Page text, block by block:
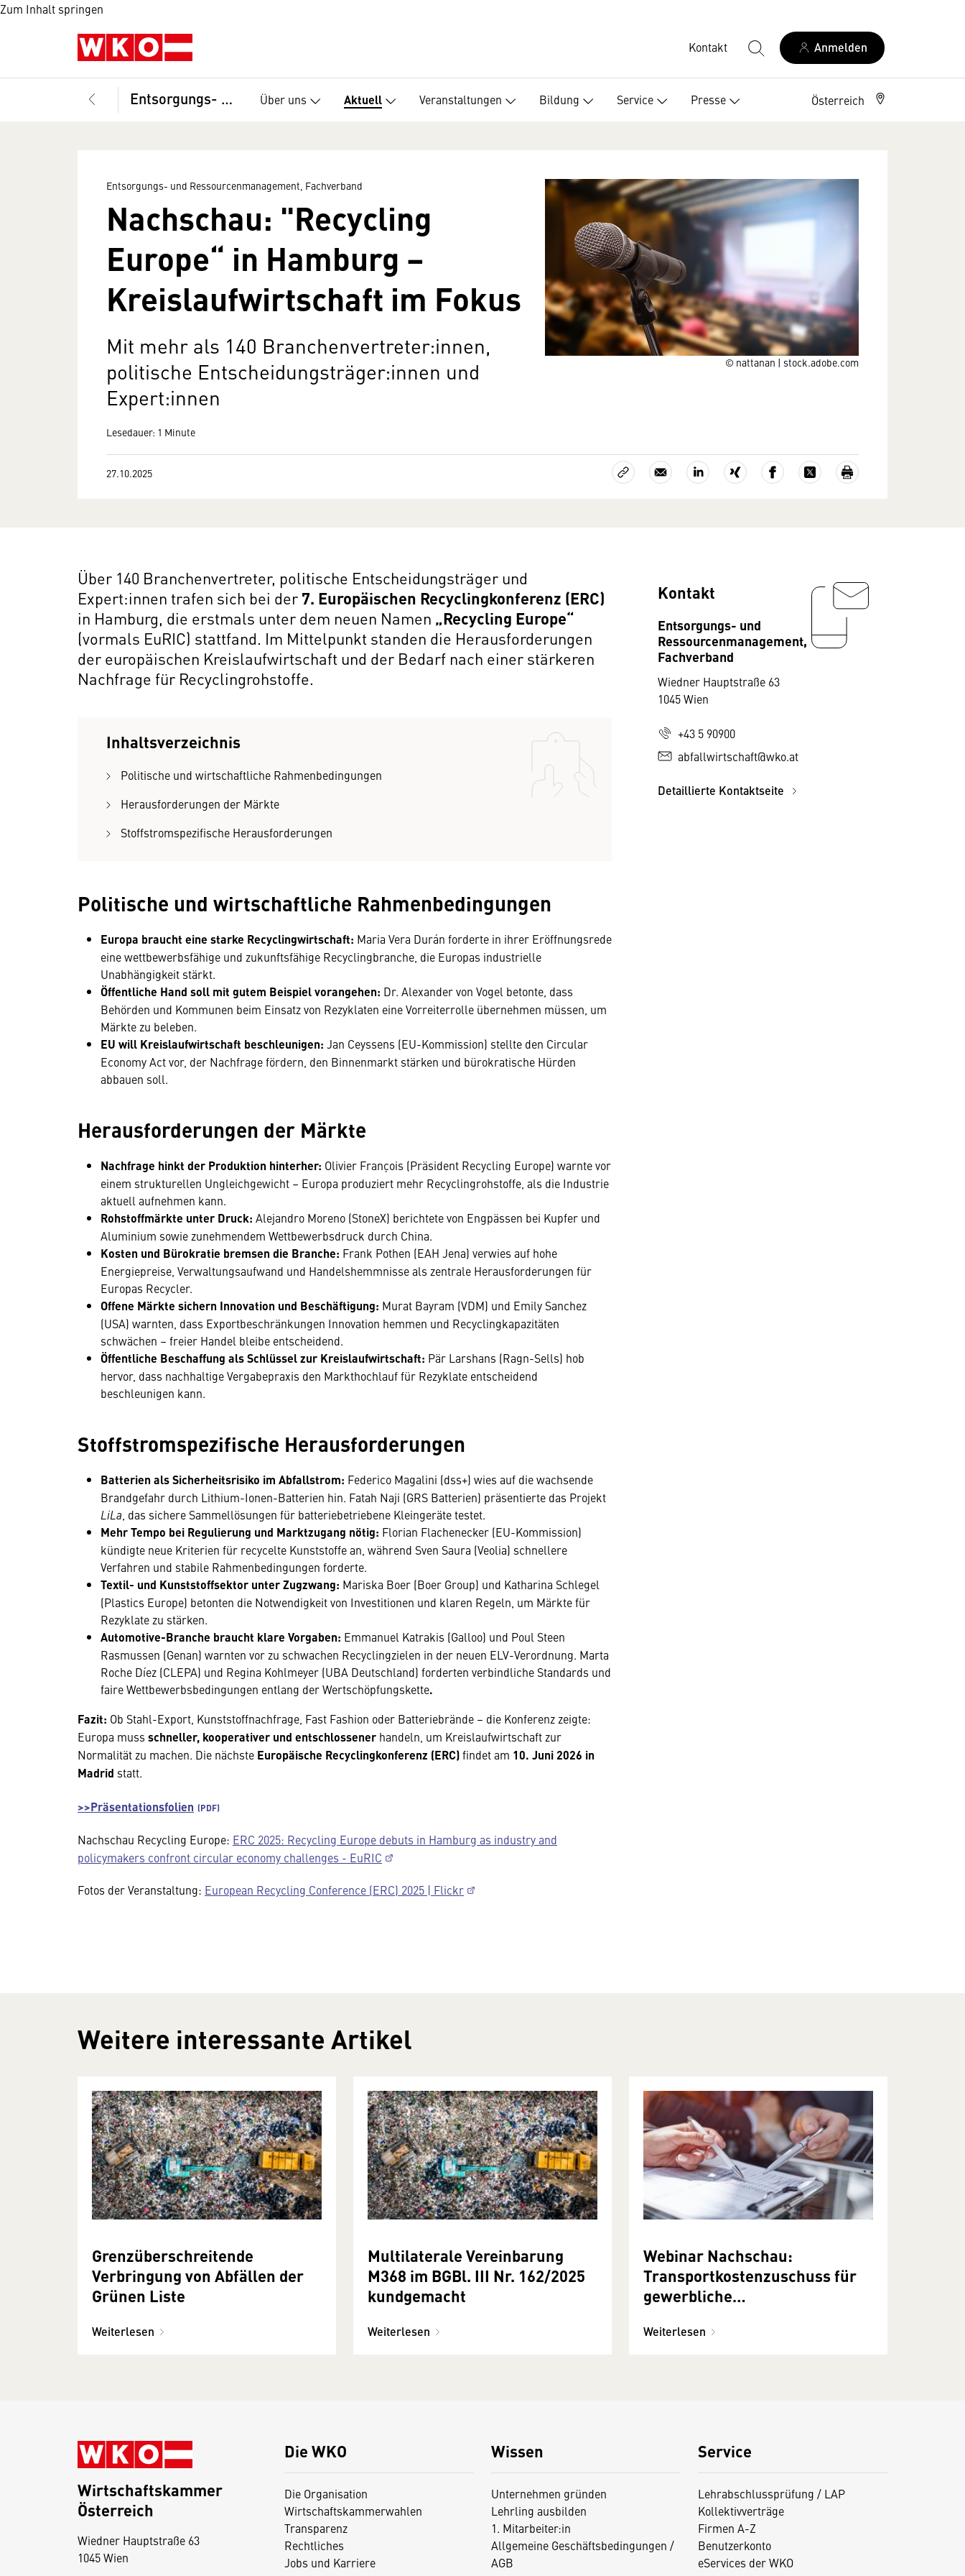
Zum Inhalt springen
Kontakt Anmelden
Entsorgungs- und Ressourcenmanagement, Fachverband Über uns Aktuell Veranstaltungen Bildung Service Presse Österreich
© nattanan | stock.adobe.com
Entsorgungs- und Ressourcenmanagement, Fachverband
Nachschau: "Recycling
Europe“ in Hamburg –
Kreislaufwirtschaft im Fokus
Mit mehr als 140 Branchenvertreter:innen,
politische Entscheidungsträger:innen und
Expert:innen
Lesedauer: 1 Minute
27.10.2025
Über 140 Branchenvertreter, politische Entscheidungsträger und
Expert:innen trafen sich bei der7. Europäischen Recyclingkonferenz (ERC)
in Hamburg, die erstmals unter dem neuen Namen „Recycling Europe“
(vormals EuRIC) stattfand. Im Mittelpunkt standen die Herausforderungen
der europäischen Kreislaufwirtschaft und der Bedarf nach einer stärkeren
Nachfrage für Recyclingrohstoffe.
Inhaltsverzeichnis
Politische und wirtschaftliche Rahmenbedingungen
Herausforderungen der Märkte
Stoffstromspezifische Herausforderungen
Politische und wirtschaftliche Rahmenbedingungen
Europa braucht eine starke Recyclingwirtschaft: Maria Vera Durán forderte in ihrer Eröffnungsrede
eine wettbewerbsfähige und zukunftsfähige Recyclingbranche, die Europas industrielle
Unabhängigkeit stärkt.
Öffentliche Hand soll mit gutem Beispiel vorangehen: Dr. Alexander von Vogel betonte, dass
Behörden und Kommunen beim Einsatz von Rezyklaten eine Vorreiterrolle übernehmen müssen, um
Märkte zu beleben.
EU will Kreislaufwirtschaft beschleunigen: Jan Ceyssens (EU-Kommission) stellte den Circular
Economy Act vor, der Nachfrage fördern, den Binnenmarkt stärken und bürokratische Hürden
abbauen soll.
Herausforderungen der Märkte
Nachfrage hinkt der Produktion hinterher: Olivier François (Präsident Recycling Europe) warnte vor
einem strukturellen Ungleichgewicht – Europa produziert mehr Recyclingrohstoffe, als die Industrie
aktuell aufnehmen kann.
Rohstoffmärkte unter Druck: Alejandro Moreno (StoneX) berichtete von Engpässen bei Kupfer und
Aluminium sowie zunehmendem Wettbewerbsdruck durch China.
Kosten und Bürokratie bremsen die Branche: Frank Pothen (EAH Jena) verwies auf hohe
Energiepreise, Verwaltungsaufwand und Handelshemmnisse als zentrale Herausforderungen für
Europas Recycler.
Offene Märkte sichern Innovation und Beschäftigung: Murat Bayram (VDM) und Emily Sanchez
(USA) warnten, dass Exportbeschränkungen Innovation hemmen und Recyclingkapazitäten
schwächen – freier Handel bleibe entscheidend.
Öffentliche Beschaffung als Schlüssel zur Kreislaufwirtschaft: Pär Larshans (Ragn-Sells) hob
hervor, dass nachhaltige Vergabepraxis den Markthochlauf für Rezyklate entscheidend
beschleunigen kann.
Stoffstromspezifische Herausforderungen
Batterien als Sicherheitsrisiko im Abfallstrom: Federico Magalini (dss+) wies auf die wachsende
Brandgefahr durch Lithium-Ionen-Batterien hin. Fatah Naji (GRS Batterien) präsentierte das Projekt
LiLa , das sichere Sammellösungen für batteriebetriebene Kleingeräte testet.
Mehr Tempo bei Regulierung und Marktzugang nötig: Florian Flachenecker (EU-Kommission)
kündigte neue Kriterien für recycelte Kunststoffe an, während Sven Saura (Veolia) schnellere
Verfahren und stabile Rahmenbedingungen forderte.
Textil- und Kunststoffsektor unter Zugzwang: Mariska Boer (Boer Group) und Katharina Schlegel
(Plastics Europe) betonten die Notwendigkeit von Investitionen und klaren Regeln, um Märkte für
Rezyklate zu stärken.
Automotive-Branche braucht klare Vorgaben: Emmanuel Katrakis (Galloo) und Poul Steen
Rasmussen (Genan) warnten vor zu schwachen Recyclingzielen in der neuen ELV-Verordnung. Marta
Roche Díez (CLEPA) und Regina Kohlmeyer (UBA Deutschland) forderten verbindliche Standards und
faire Wettbewerbsbedingungen entlang der Wertschöpfungskette.
Fazit: Ob Stahl-Export, Kunststoffnachfrage, Fast Fashion oder Batteriebrände – die Konferenz zeigte:
Europa muss schneller, kooperativer und entschlossener handeln, um Kreislaufwirtschaft zur
Normalität zu machen. Die nächste Europäische Recyclingkonferenz (ERC)findet am 10. Juni 2026 in
Madrid statt.
>>Präsentationsfolien
Nachschau Recycling Europe: ERC 2025: Recycling Europe debuts in Hamburg as industry and
policymakers confront circular economy challenges - EuRIC
Fotos der Veranstaltung: European Recycling Conference (ERC) 2025 | Flickr
Kontakt
Entsorgungs- und
Ressourcenmanagement,
Fachverband
Wiedner Hauptstraße 63
1045 Wien
+43 5 90900
abfallwirtschaft@wko.at
Detaillierte Kontaktseite
Weitere interessante Artikel
Grenzüberschreitende
Verbringung von Abfällen der
Grünen Liste
Weiterlesen
Multilaterale Vereinbarung
M368 im BGBl. III Nr. 162/2025
kundgemacht
Weiterlesen
Webinar Nachschau:
Transportkostenzuschuss für
gewerbliche
Weiterlesen
Die WKO
Die Organisation
Wirtschaftskammerwahlen
Transparenz
Rechtliches
Jobs und Karriere
Wissen
Unternehmen gründen
Lehrling ausbilden
1. Mitarbeiter:in
Allgemeine Geschäftsbedingungen /
AGB
Service
Lehrabschlussprüfung / LAP
Kollektivverträge
Firmen A-Z
Benutzerkonto
eServices der WKO
Wirtschaftskammer
Österreich
Wiedner Hauptstraße 63
1045 Wien